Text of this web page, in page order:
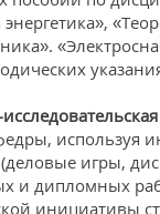
используя
игры,
и дипломных
инициативы